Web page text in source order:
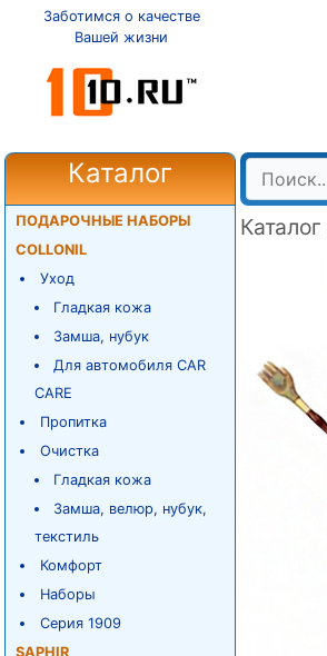
Заботимся о качестве
Вашей жизни
Каталог
ПОДАРОЧНЫЕ НАБОРЫ
COLLONIL
Уход
Гладкая кожа
Замша, нубук
Для автомобиля CAR
CARE
Пропитка
Очистка
Гладкая кожа
Замша, велюр, нубук,
текстиль
Комфорт
Наборы
Серия 1909
SAPHIR
Каталог